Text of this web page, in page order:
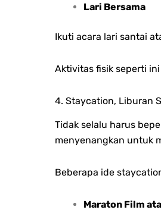
Lari Bersama
Ikuti acara lari santai
Aktivitas fisik seperti
4. Staycation, Liburan
Tidak selalu harus
menyenangkan untuk
Beberapa ide
Maraton Film